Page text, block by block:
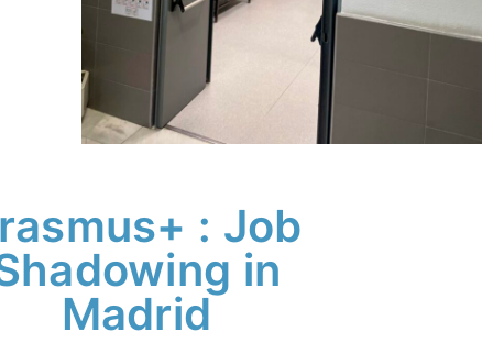
: Job
in
Madrid